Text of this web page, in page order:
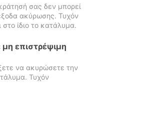
σας δεν μπορεί
ακύρωσης. Τυχόν
ίδιο το κατάλυμα.
επιστρέψιμη
να ακυρώσετε την
Τυχόν